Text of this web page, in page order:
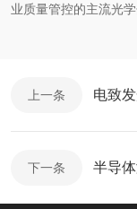
业质量管控的主流光学
上一条
下一条 半导